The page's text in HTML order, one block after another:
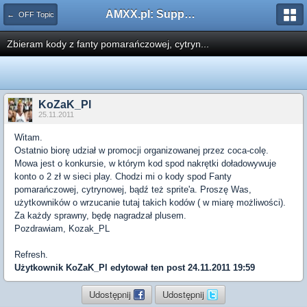
← OFF Topic AMXX.pl: Support AMX Mod X i SourceMod
Zbieram kody z fanty pomarańczowej, cytryn...
KoZaK_Pl
25.11.2011
Witam.
Ostatnio biorę udział w promocji organizowanej przez coca-colę.
Mowa jest o konkursie, w którym kod spod nakrętki doładowywuje
konto o 2 zł w sieci play. Chodzi mi o kody spod Fanty
pomarańczowej, cytrynowej, bądź też sprite'a. Proszę Was,
użytkowników o wrzucanie tutaj takich kodów ( w miarę możliwości).
Za każdy sprawny, będę nagradzał plusem.
Pozdrawiam, Kozak_PL
Refresh.
Użytkownik KoZaK_Pl edytował ten post 24.11.2011 19:59
Udostępnij Udostępnij